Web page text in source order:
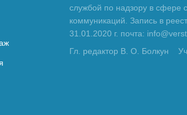
службой по надзору в сфере
коммуникаций. Запись в
31.01.2020 г. почта:
Гл. редактор В. О. Болкун